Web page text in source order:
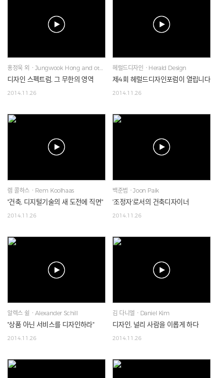
디자인 스펙트럼, 그 무한의 영역
2014.11.26
헤럴드디자인ㆍHerald Design
제4회 헤럴드디자인포럼이 열립니다
2014.11.26
렘 콜하스ㆍRem Koolhaas
"건축, 디지털기술의 새 도전에 직면"
2014.11.26
백준범ㆍJoon Paik
'조정자'로서의 건축디자이너
2014.11.26
알렉스 쉴ㆍAlexander Schill
"상품 아닌 서비스를 디자인하라"
2014.11.26
김 다니엘ㆍDaniel Kim
디자인, 널리 사람을 이롭게 하다
2014.11.26